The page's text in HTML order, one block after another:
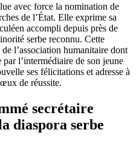
avec force la nomination de
de l’État. Elle exprime sa
accompli depuis près de
serbe reconnu. Cette
l’association humanitaire dont
l’intermédiaire de son jeune
ses félicitations et adresse à
de réussite.
secrétaire
diaspora serbe